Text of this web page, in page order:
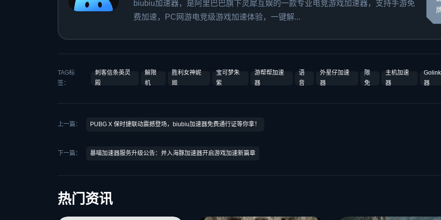
biubiu加速器，是阿里巴巴旗下灵犀互娱的一款专业电竞游戏加速器，支持手游免
费加速，PC网游电竞级游戏加速体验，一键解...
TAG标
签：
刺客信条英灵
殿
解限
机
胜利女神妮
姬
宝可梦朱
紫
游帮帮加速
器
语
音
外星仔加速
器
限
免
主机加速
器
器
上一篇： PUBG X 保时捷联动震撼登场，biubiu加速器免费通行证等你拿！
下一篇： 暴喵加速器服务升级公告：并入海豚加速器开启游戏加速新篇章
热门资讯